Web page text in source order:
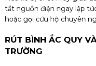
tắt nguồn điện ngay lập
hoặc gọi cứu hộ chuyên
RÚT BÌNH ẮC QUY
TRƯỜNG